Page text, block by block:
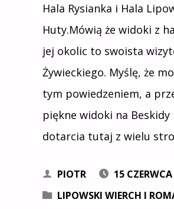
Hala Rysianka i Hala
Huty.Mówią że widoki z
jej okolic to swoista
Żywieckiego. Myślę, że
tym powiedzeniem, a
piękne widoki na
dotarcia tutaj z wielu
PIOTR
15
LIPOWSKI WIERCH I